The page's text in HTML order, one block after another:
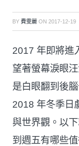
BY 費雯麗 ON 2017-12-19
2017 年即將進
望著螢幕淚眼
是白眼翻到後
2018 年冬季日
與世界觀。以
到週五有哪些